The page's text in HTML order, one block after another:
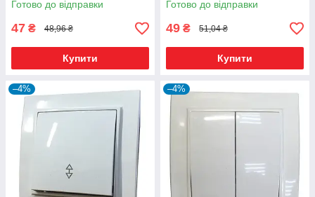
Готово до відправки
47 ₴ 48,96 ₴
Купити
Готово до відправки
49 ₴ 51,04 ₴
Купити
–4% –4%